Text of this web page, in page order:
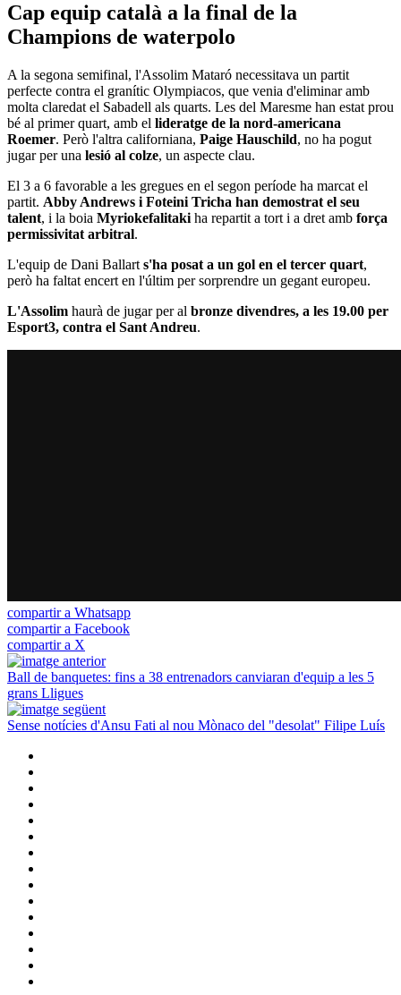
Cap equip català a la final de la
Champions de waterpolo
A la segona semifinal, l'Assolim Mataró necessitava un partit
perfecte contra el granític Olympiacos, que venia d'eliminar amb
molta claredat el Sabadell als quarts. Les del Maresme han estat prou
bé al primer quart, amb el lideratge de la nord-americana
Roemer. Però l'altra californiana, Paige Hauschild, no ha pogut
jugar per una lesió al colze, un aspecte clau.
El 3 a 6 favorable a les gregues en el segon període ha marcat el
partit. Abby Andrews i Foteini Tricha han demostrat el seu
talent, i la boia Myriokefalitaki ha repartit a tort i a dret amb força
permissivitat arbitral.
L'equip de Dani Ballart s'ha posat a un gol en el tercer quart,
però ha faltat encert en l'últim per sorprendre un gegant europeu.
L'Assolim haurà de jugar per al bronze divendres, a les 19.00 per
Esport3, contra el Sant Andreu.
compartir a Whatsapp
compartir a Facebook
compartir a X
Ball de banquetes: fins a 38 entrenadors canviaran d'equip a les 5
grans Lligues
Sense notícies d'Ansu Fati al nou Mònaco del "desolat" Filipe Luís